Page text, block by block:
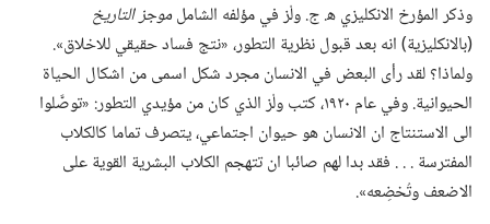
وذكر المؤرخ الانكليزي ه‍.‏ ج.‏ ولْز في مؤلفه الشاملموجز التاريخ
‏(‏بالانكليزية)‏ انه بعد قبول نظرية التطور،‏ «نتج فساد حقيقي للاخلاق».‏
ولماذا؟‏ لقد رأى البعض في الانسان مجرد شكل اسمى من اشكال الحياة
الحيوانية.‏ وفي عام ١٩٢٠،‏ كتب ولْز الذي كان من مؤيدي التطور:‏ «توصَّلوا
الى الاستنتاج ان الانسان هو حيوان اجتماعي،‏ يتصرف تماما كالكلاب
المفترسة .‏ .‏ .‏ فقد بدا لهم صائبا ان تتهجم الكلاب البشرية القوية على
الاضعف وتُخضِعه».‏